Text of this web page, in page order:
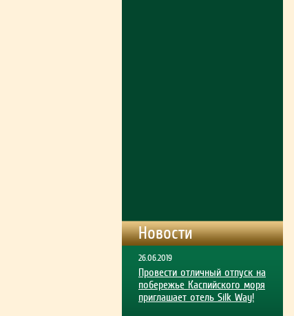
Новости
26.06.2019
Провести отличный отпуск на
побережье Каспийского моря
приглашает отель Silk Way!